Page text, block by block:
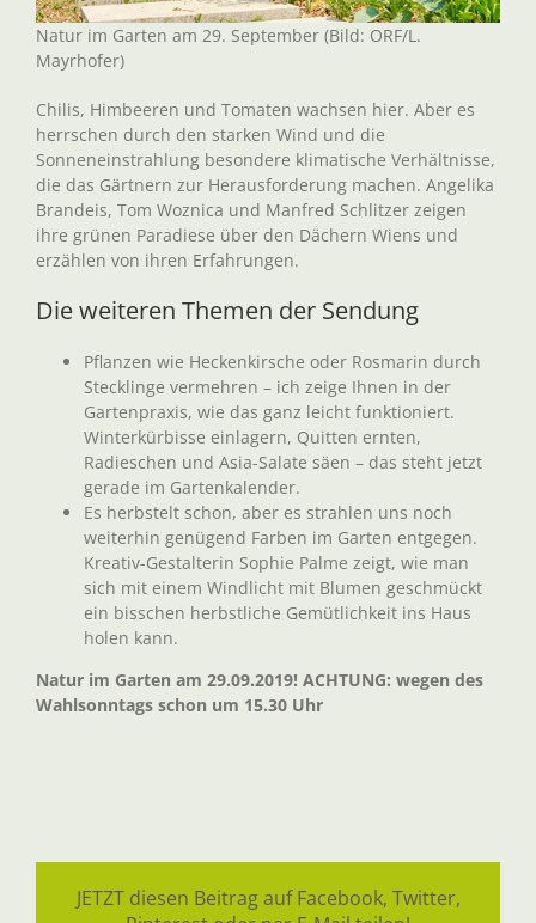
Natur im Garten am 29. September (Bild: ORF/L.
Mayrhofer)
Chilis, Himbeeren und Tomaten wachsen hier. Aber es
herrschen durch den starken Wind und die
Sonneneinstrahlung besondere klimatische Verhältnisse,
die das Gärtnern zur Herausforderung machen. Angelika
Brandeis, Tom Woznica und Manfred Schlitzer zeigen
ihre grünen Paradiese über den Dächern Wiens und
erzählen von ihren Erfahrungen.
Die weiteren Themen der Sendung
Pflanzen wie Heckenkirsche oder Rosmarin durch
Stecklinge vermehren – ich zeige Ihnen in der
Gartenpraxis, wie das ganz leicht funktioniert.
Winterkürbisse einlagern, Quitten ernten,
Radieschen und Asia-Salate säen – das steht jetzt
gerade im Gartenkalender.
Es herbstelt schon, aber es strahlen uns noch
weiterhin genügend Farben im Garten entgegen.
Kreativ-Gestalterin Sophie Palme zeigt, wie man
sich mit einem Windlicht mit Blumen geschmückt
ein bisschen herbstliche Gemütlichkeit ins Haus
holen kann.
Natur im Garten am 29.09.2019! ACHTUNG: wegen des
Wahlsonntags schon um 15.30 Uhr
JETZT diesen Beitrag auf Facebook, Twitter,